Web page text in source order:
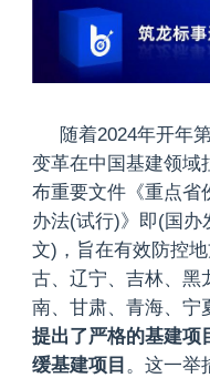
随着2024年开年第
变革在中国基建领域
布重要文件《重点省
办法(试行)》即(国办
文) ，旨在有效防控
古、辽宁、吉林、黑
南、甘肃、青海、宁
提出了严格的基建项
缓基建项目 。这一举